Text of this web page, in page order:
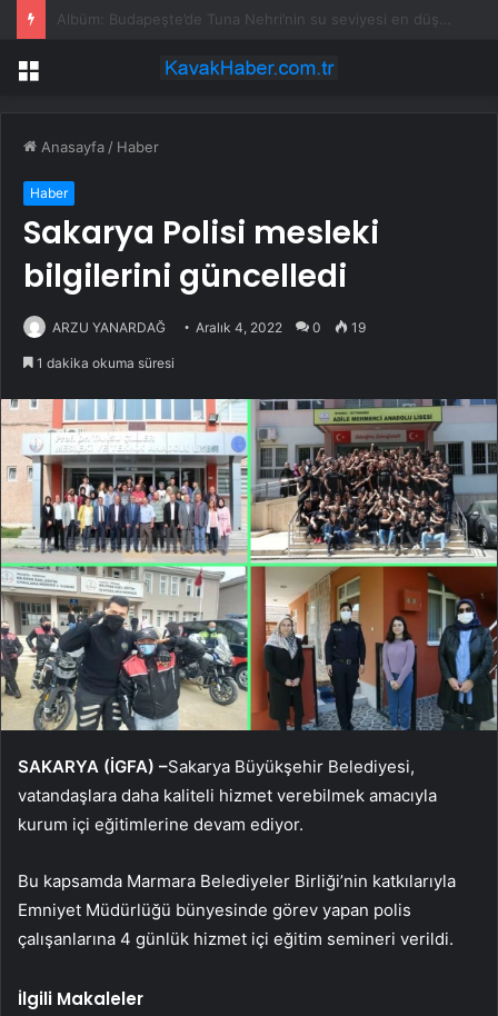
Menü
Anasayfa / Haber
Haber
Sakarya Polisi mesleki
bilgilerini güncelledi
ARZU YANARDAĞ Aralık 4, 2022 0 19
1 dakika okuma süresi
SAKARYA (İGFA) –Sakarya Büyükşehir Belediyesi,
vatandaşlara daha kaliteli hizmet verebilmek amacıyla
kurum içi eğitimlerine devam ediyor.
Bu kapsamda Marmara Belediyeler Birliği’nin katkılarıyla
Emniyet Müdürlüğü bünyesinde görev yapan polis
çalışanlarına 4 günlük hizmet içi eğitim semineri verildi.
İlgili Makaleler